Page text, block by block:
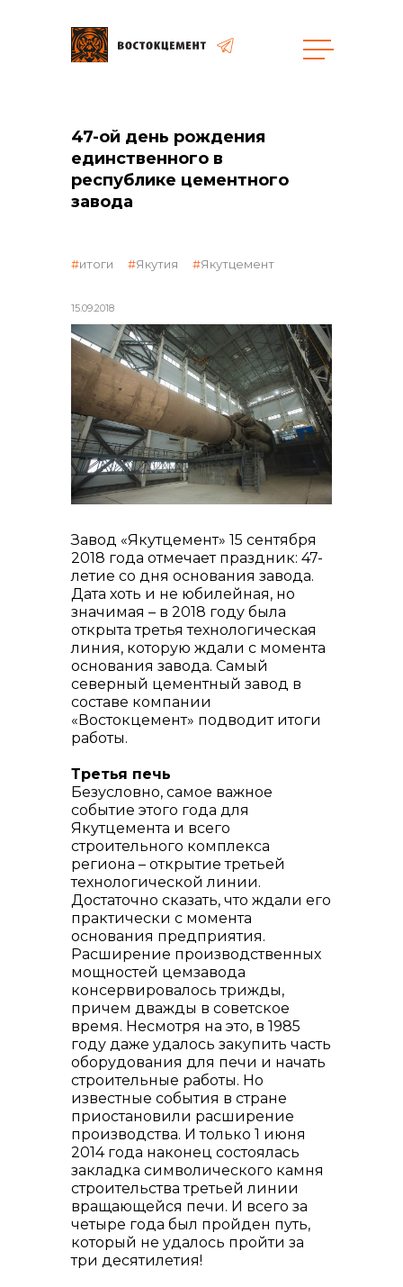
общая информация
реализация неликвидов
контакты отдела закупок
Контакты
+7 (423) 234 50 50
47-ой день рождения
единственного в
республике цементного
завода
15.09.2018
итоги Якутия Якутцемент
Завод «Якутцемент» 15 сентября
2018 года отмечает праздник: 47-
летие со дня основания завода.
Дата хоть и не юбилейная, но
значимая – в 2018 году была
открыта третья технологическая
линия, которую ждали с момента
основания завода. Самый
северный цементный завод в
составе компании
«Востокцемент» подводит итоги
работы.
Третья печь
Безусловно, самое важное
событие этого года для
Якутцемента и всего
строительного комплекса
региона – открытие третьей
технологической линии.
Достаточно сказать, что ждали его
практически с момента
основания предприятия.
Расширение производственных
мощностей цемзавода
консервировалось трижды,
причем дважды в советское
время. Несмотря на это, в 1985
году даже удалось закупить часть
оборудования для печи и начать
строительные работы. Но
известные события в стране
приостановили расширение
производства. И только 1 июня
2014 года наконец состоялась
закладка символического камня
строительства третьей линии
вращающейся печи. И всего за
четыре года был пройден путь,
который не удалось пройти за
три десятилетия!